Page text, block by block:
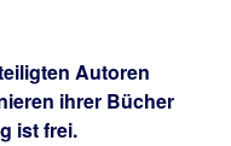
Autoren
ihrer Bücher
ist frei.